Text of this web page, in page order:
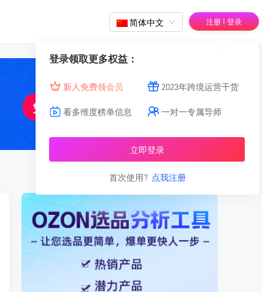
简体中文 注册 | 登录
登录领取更多权益：
新人免费领会员 2023年跨境运营干货
看多维度榜单信息 一对一专属导师
立即登录
首次使用? 点我注册